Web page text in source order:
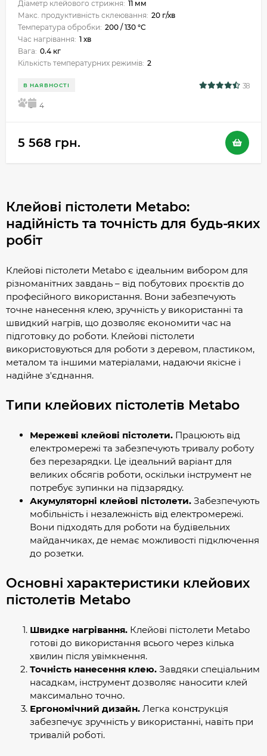
Діаметр клейового стрижня: 11 мм
Макс. продуктивність склеювання: 20 г/хв
Температура обробки: 200 / 130 °C
Час нагрівання: 1 хв
Вага: 0.4 кг
Кількість температурних режимів: 2
В НАЯВНОСТІ 38
5 4
5 568 грн.
Клейові пістолети Metabo:
надійність та точність для будь-яких
робіт
Клейові пістолети Metabo є ідеальним вибором для
різноманітних завдань – від побутових проєктів до
професійного використання. Вони забезпечують
точне нанесення клею, зручність у використанні та
швидкий нагрів, що дозволяє економити час на
підготовку до роботи. Клейові пістолети
використовуються для роботи з деревом, пластиком,
металом та іншими матеріалами, надаючи якісне і
надійне з'єднання.
Типи клейових пістолетів Metabo
Мережеві клейові пістолети. Працюють від
електромережі та забезпечують тривалу роботу
без перезарядки. Це ідеальний варіант для
великих обсягів роботи, оскільки інструмент не
потребує зупинки на підзарядку.
Акумуляторні клейові пістолети. Забезпечують
мобільність і незалежність від електромережі.
Вони підходять для роботи на будівельних
майданчиках, де немає можливості підключення
до розетки.
Основні характеристики клейових
пістолетів Metabo
Швидке нагрівання. Клейові пістолети Metabo
готові до використання всього через кілька
хвилин після увімкнення.
Точність нанесення клею. Завдяки спеціальним
насадкам, інструмент дозволяє наносити клей
максимально точно.
Ергономічний дизайн. Легка конструкція
забезпечує зручність у використанні, навіть при
тривалій роботі.